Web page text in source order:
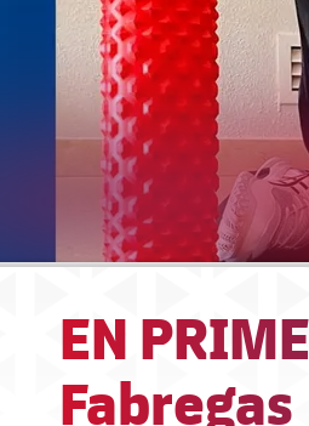
EN
Fabregas